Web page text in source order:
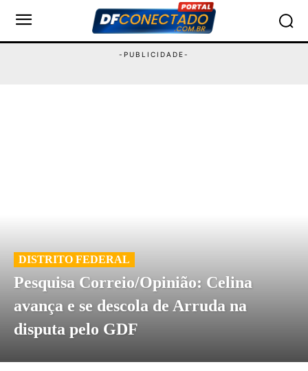
DISTRITO FEDERAL
Pesquisa Correio/Opinião: Celina
avança e se descola de Arruda na
disputa pelo GDF